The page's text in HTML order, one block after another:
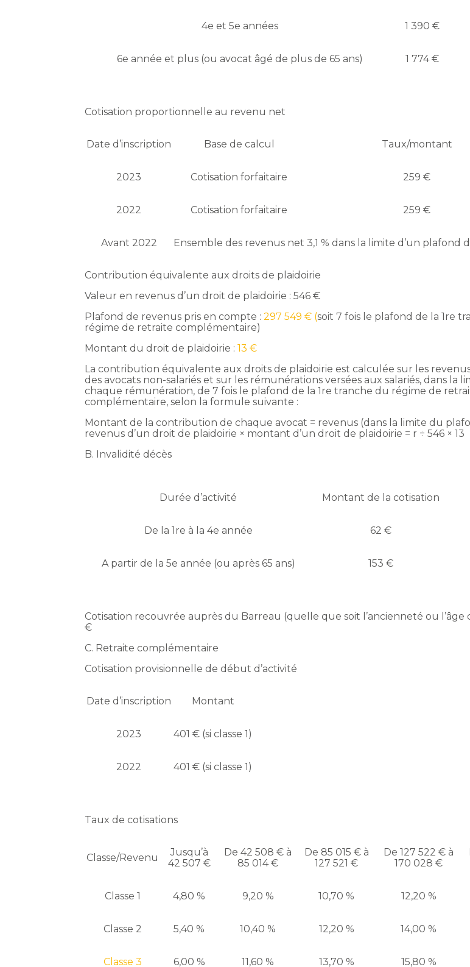
4e et 5e années 1 390 €
6e année et plus (ou avocat âgé de plus de 65 ans) 1 774 €
Cotisation proportionnelle au revenu net
Date d’inscription Base de calcul Taux/montant
2023 Cotisation forfaitaire 259 €
2022 Cotisation forfaitaire 259 €
Avant 2022 Ensemble des revenus net 3,1 % dans la limite d’un plafond
Contribution équivalente aux droits de plaidoirie
Valeur en revenus d’un droit de plaidoirie : 546 €
Plafond de revenus pris en compte :297 549 € (soit 7 fois le plafond de la 1re
régime de retraite complémentaire)
Montant du droit de plaidoirie :13 €
La contribution équivalente aux droits de plaidoirie est calculée sur les
des avocats non-salariés et sur les rémunérations versées aux salariés, dans la
chaque rémunération, de 7 fois le plafond de la 1re tranche du régime de
complémentaire, selon la formule suivante :
Montant de la contribution de chaque avocat = revenus (dans la limite du
revenus d’un droit de plaidoirie × montant d’un droit de plaidoirie = r ÷ 546 × 13
B. Invalidité décès
Durée d’activité Montant de la cotisation
De la 1re à la 4e année 62 €
A partir de la 5e année (ou après 65 ans) 153 €
Cotisation recouvrée auprès du Barreau (quelle que soit l’ancienneté ou l’âge
€
C. Retraite complémentaire
Cotisation provisionnelle de début d’activité
Date d’inscription Montant
2023 401 € (si classe 1)
2022 401 € (si classe 1)
Taux de cotisations
Classe/Revenu
Jusqu’à
42 507 €
De 42 508 € à
85 014 €
De 85 015 € à
127 521 €
De 127 522 € à
170 028 €
Classe 1 4,80 % 9,20 % 10,70 % 12,20 %
Classe 2 5,40 % 10,40 % 12,20 % 14,00 %
Classe 3 6,00 % 11,60 % 13,70 % 15,80 %